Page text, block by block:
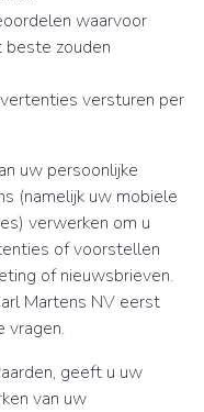
waarvoor
beste zouden
versturen per
uw persoonlijke
(namelijk uw mobiele
verwerken om u
of voorstellen
of nieuwsbrieven.
Martens NV eerst
vragen.
geeft u uw
van uw